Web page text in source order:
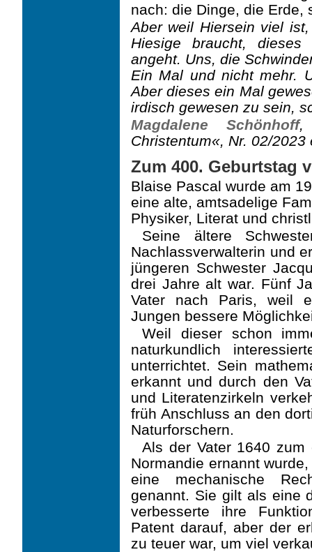
nach: die Dinge, die Erde,
Aber weil Hiersein viel
Hiesige braucht,
angeht. Uns, die
Ein Mal und nicht mehr.
Aber dieses ein Mal
irdisch gewesen zu sein,
Magdalene Schönhoff,
Christentum«, Nr. 02/2023
Zum 400. Geburtstag
Blaise Pascal wurde am
eine alte, amtsadelige
Physiker, Literat und
Seine ältere
Nachlassverwalterin und
jüngeren Schwester
drei Jahre alt war. Fünf
Vater nach Paris, weil
Jungen bessere
Weil dieser schon
naturkundlich
unterrichtet. Sein
erkannt und durch den
und Literatenzirkeln
früh Anschluss an den
Naturforschern.
Als der Vater 1640 zum
Normandie ernannt
eine mechanische
genannt. Sie gilt als eine
verbesserte ihre
Patent darauf, aber der
zu teuer war, um viel